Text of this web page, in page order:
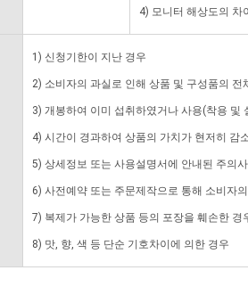
4) 모니터 해상도의 차
1) 신청기한이 지난 경우
2) 소비자의 과실로 인해 상품 및 구성품의
3) 개봉하여 이미 섭취하였거나 사용(착용 및
4) 시간이 경과하여 상품의 가치가 현저히 감
5) 상세정보 또는 사용설명서에 안내된 주의
6) 사전예약 또는 주문제작으로 통해 소비자
7) 복제가 가능한 상품 등의 포장을 훼손한 경
8) 맛, 향, 색 등 단순 기호차이에 의한 경우